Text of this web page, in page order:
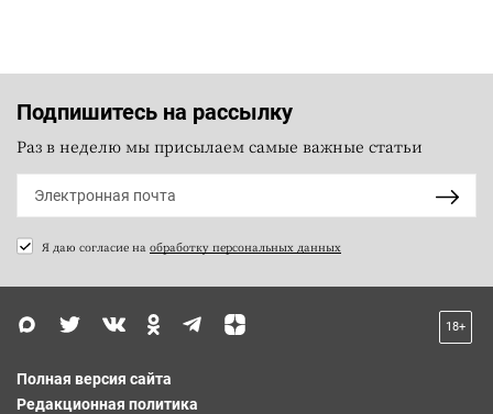
Подпишитесь на рассылку
Раз в неделю мы присылаем самые важные статьи
Я даю согласие на обработку персональных данных
18+
Полная версия сайта
Редакционная политика